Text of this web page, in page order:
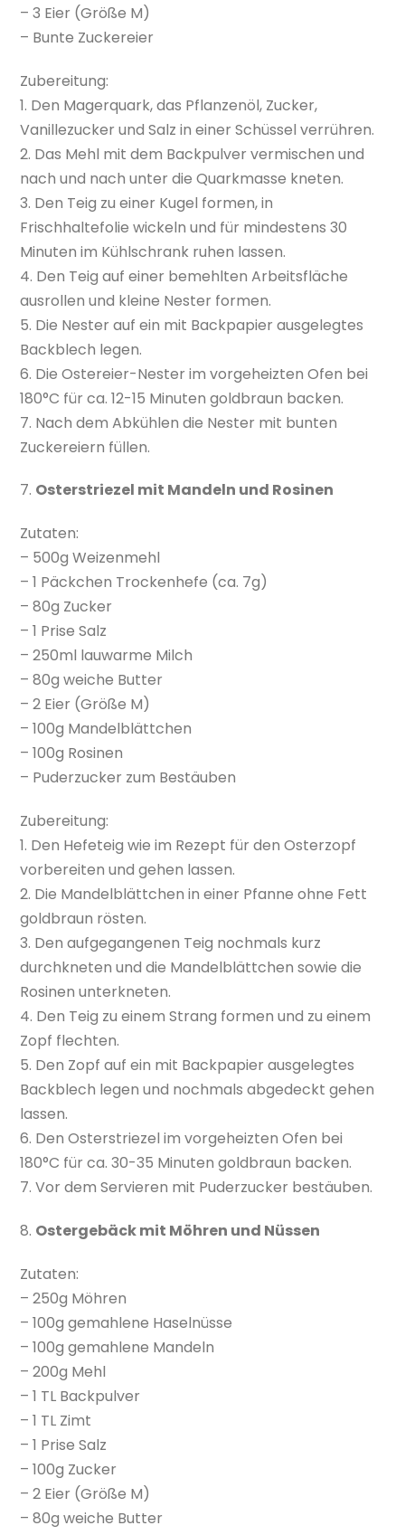
– 3 Eier (Größe M)
– Bunte Zuckereier
Zubereitung:
1. Den Magerquark, das Pflanzenöl, Zucker,
Vanillezucker und Salz in einer Schüssel verrühren.
2. Das Mehl mit dem Backpulver vermischen und
nach und nach unter die Quarkmasse kneten.
3. Den Teig zu einer Kugel formen, in
Frischhaltefolie wickeln und für mindestens 30
Minuten im Kühlschrank ruhen lassen.
4. Den Teig auf einer bemehlten Arbeitsfläche
ausrollen und kleine Nester formen.
5. Die Nester auf ein mit Backpapier ausgelegtes
Backblech legen.
6. Die Ostereier-Nester im vorgeheizten Ofen bei
180°C für ca. 12-15 Minuten goldbraun backen.
7. Nach dem Abkühlen die Nester mit bunten
Zuckereiern füllen.
7. Osterstriezel mit Mandeln und Rosinen
Zutaten:
– 500g Weizenmehl
– 1 Päckchen Trockenhefe (ca. 7g)
– 80g Zucker
– 1 Prise Salz
– 250ml lauwarme Milch
– 80g weiche Butter
– 2 Eier (Größe M)
– 100g Mandelblättchen
– 100g Rosinen
– Puderzucker zum Bestäuben
Zubereitung:
1. Den Hefeteig wie im Rezept für den Osterzopf
vorbereiten und gehen lassen.
2. Die Mandelblättchen in einer Pfanne ohne Fett
goldbraun rösten.
3. Den aufgegangenen Teig nochmals kurz
durchkneten und die Mandelblättchen sowie die
Rosinen unterkneten.
4. Den Teig zu einem Strang formen und zu einem
Zopf flechten.
5. Den Zopf auf ein mit Backpapier ausgelegtes
Backblech legen und nochmals abgedeckt gehen
lassen.
6. Den Osterstriezel im vorgeheizten Ofen bei
180°C für ca. 30-35 Minuten goldbraun backen.
7. Vor dem Servieren mit Puderzucker bestäuben.
8. Ostergebäck mit Möhren und Nüssen
Zutaten:
– 250g Möhren
– 100g gemahlene Haselnüsse
– 100g gemahlene Mandeln
– 200g Mehl
– 1 TL Backpulver
– 1 TL Zimt
– 1 Prise Salz
– 100g Zucker
– 2 Eier (Größe M)
– 80g weiche Butter